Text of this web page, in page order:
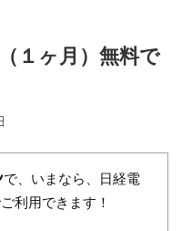
１ヶ月）無料で
で、いまなら、日経電
利用できます！